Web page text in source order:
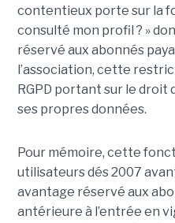
contentieux porte sur la
consulté mon profil ? »
réservé aux abonnés
l’association, cette
RGPD portant sur le droit
ses propres données.
Pour mémoire, cette
utilisateurs dés 2007
avantage réservé aux
antérieure à l’entrée en